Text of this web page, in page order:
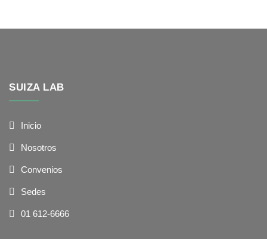
SUIZA LAB
Inicio
Nosotros
Convenios
Sedes
01 612-6666